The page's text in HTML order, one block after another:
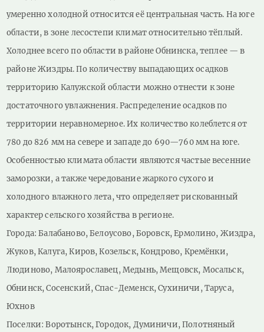
умеренно холодной относится её центральная часть. На юге
области, в зоне лесостепи климат относительно тёплый.
Холоднее всего по области в районе Обнинска, теплее — в
районе Жиздры. По количеству выпадающих осадков
территорию Калужской области можно отнести к зоне
достаточного увлажнения. Распределение осадков по
территории неравномерное. Их количество колеблется от
780 до 826 мм на севере и западе до 690—760 мм на юге.
Особенностью климата области являются частые весенние
заморозки, а также чередование жаркого сухого и
холодного влажного лета, что определяет рискованный
характер сельского хозяйства в регионе.
Города: Балабаново, Белоусово, Боровск, Ермолино, Жиздра,
Жуков, Калуга, Киров, Козельск, Кондрово, Кремёнки,
Людиново, Малоярославец, Медынь, Мещовск, Мосальск,
Обнинск, Сосенский, Спас-Деменск, Сухиничи, Таруса,
Юхнов
Поселки: Воротынск, Городок, Думиничи, Полотняный